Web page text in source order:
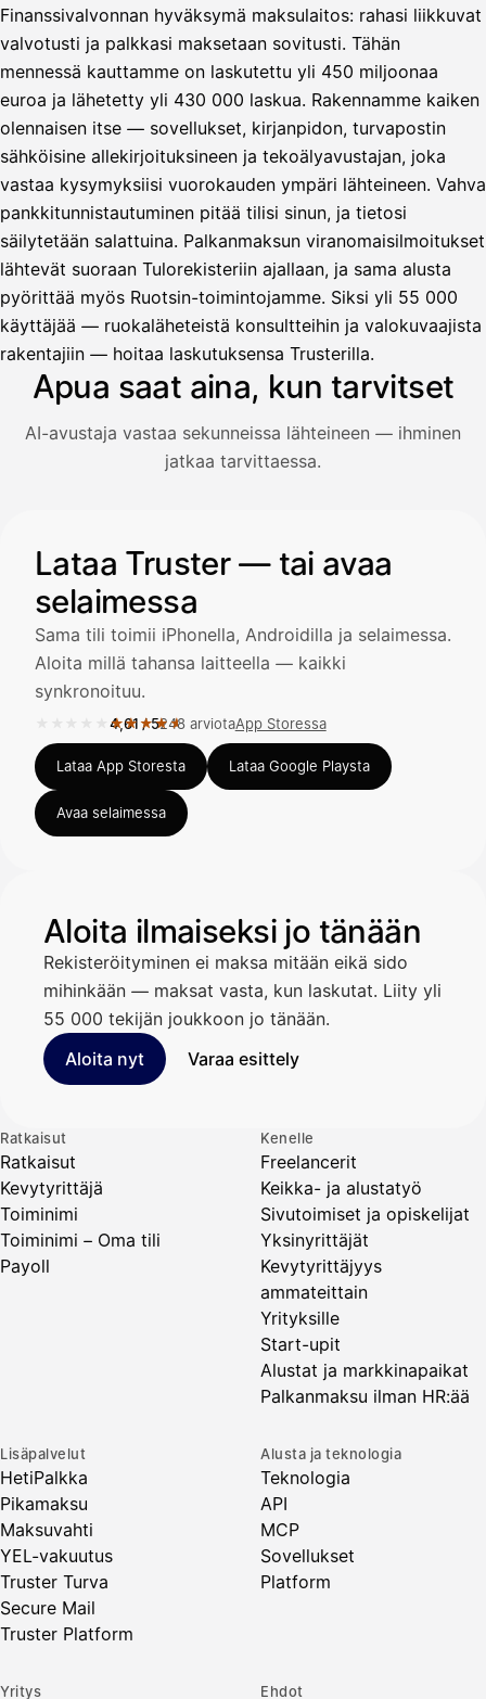
Finanssivalvonnan hyväksymä maksulaitos: rahasi liikkuvat
valvotusti ja palkkasi maksetaan sovitusti. Tähän
mennessä kauttamme on laskutettu yli 450 miljoonaa
euroa ja lähetetty yli 430 000 laskua. Rakennamme kaiken
olennaisen itse — sovellukset, kirjanpidon, turvapostin
sähköisine allekirjoituksineen ja tekoälyavustajan, joka
vastaa kysymyksiisi vuorokauden ympäri lähteineen. Vahva
pankkitunnistautuminen pitää tilisi sinun, ja tietosi
säilytetään salattuina. Palkanmaksun viranomaisilmoitukset
lähtevät suoraan Tulorekisteriin ajallaan, ja sama alusta
pyörittää myös Ruotsin-toimintojamme. Siksi yli 55 000
käyttäjää — ruokaläheteistä konsultteihin ja valokuvaajista
rakentajiin — hoitaa laskutuksensa Trusterilla.
Apua saat aina, kun tarvitset
AI-avustaja vastaa sekunneissa lähteineen — ihminen
jatkaa tarvittaessa.
Avustaja
Hei! Miten voin auttaa?
Avaa Kuitit-välilehti ja valitse
Kirjoita viesti…
Lataa Truster — tai avaa
selaimessa
Sama tili toimii iPhonella, Androidilla ja selaimessa.
Aloita millä tahansa laitteella — kaikki
synkronoituu.
★★★★★
Arvosana 4,61 / 5 App Storessa, 248 arviota.
4,61/5248 arviotaApp Storessa
Lataa App Storesta Lataa Google Playsta
Avaa selaimessa
Aloita ilmaiseksi jo tänään
Rekisteröityminen ei maksa mitään eikä sido
mihinkään — maksat vasta, kun laskutat. Liity yli
55 000 tekijän joukkoon jo tänään.
Aloita nyt
Varaa esittely
Ratkaisut
Ratkaisut
Kevytyrittäjä
Toiminimi
Toiminimi – Oma tili
Payoll
Kenelle
Freelancerit
Keikka- ja alustatyö
Sivutoimiset ja opiskelijat
Yksinyrittäjät
Kevytyrittäjyys
ammateittain
Yrityksille
Start-upit
Alustat ja markkinapaikat
Palkanmaksu ilman HR:ää
Lisäpalvelut
HetiPalkka
Pikamaksu
Maksuvahti
YEL-vakuutus
Truster Turva
Secure Mail
Truster Platform
Alusta ja teknologia
Teknologia
API
MCP
Sovellukset
Platform
Yritys Ehdot